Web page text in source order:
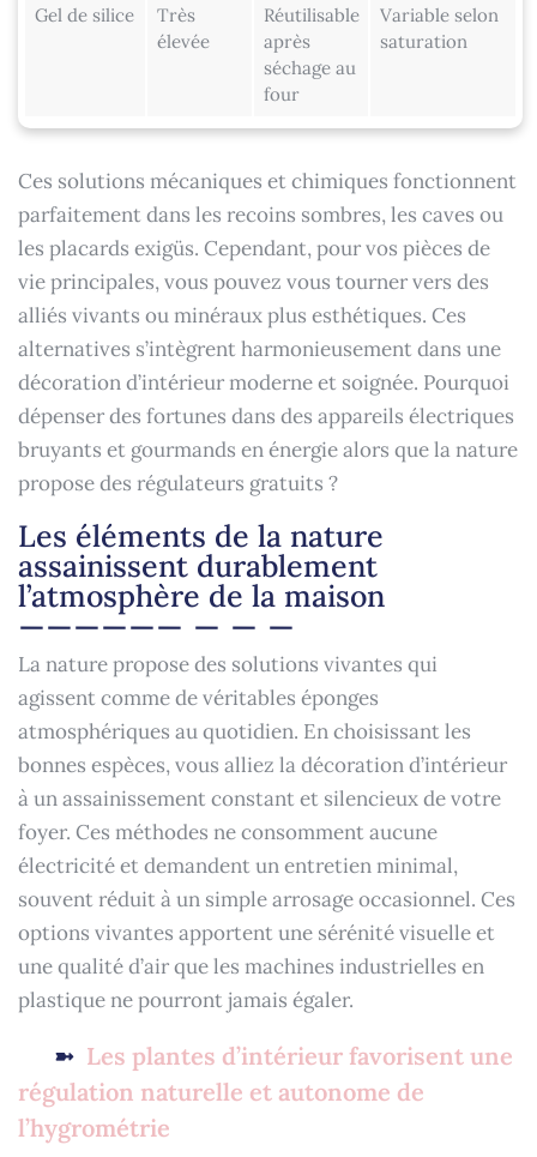
Gel de silice
Très
élevée
Réutilisable
après
séchage au
four
Variable selon
saturation
Ces solutions mécaniques et chimiques fonctionnent
parfaitement dans les recoins sombres, les caves ou
les placards exigüs. Cependant, pour vos pièces de
vie principales, vous pouvez vous tourner vers des
alliés vivants ou minéraux plus esthétiques. Ces
alternatives s’intègrent harmonieusement dans une
décoration d’intérieur moderne et soignée. Pourquoi
dépenser des fortunes dans des appareils électriques
bruyants et gourmands en énergie alors que la nature
propose des régulateurs gratuits ?
Les éléments de la nature
assainissent durablement
l’atmosphère de la maison
La nature propose des solutions vivantes qui
agissent comme de véritables éponges
atmosphériques au quotidien. En choisissant les
bonnes espèces, vous alliez la décoration d’intérieur
à un assainissement constant et silencieux de votre
foyer. Ces méthodes ne consomment aucune
électricité et demandent un entretien minimal,
souvent réduit à un simple arrosage occasionnel. Ces
options vivantes apportent une sérénité visuelle et
une qualité d’air que les machines industrielles en
plastique ne pourront jamais égaler.
Les plantes d’intérieur favorisent une
régulation naturelle et autonome de
l’hygrométrie